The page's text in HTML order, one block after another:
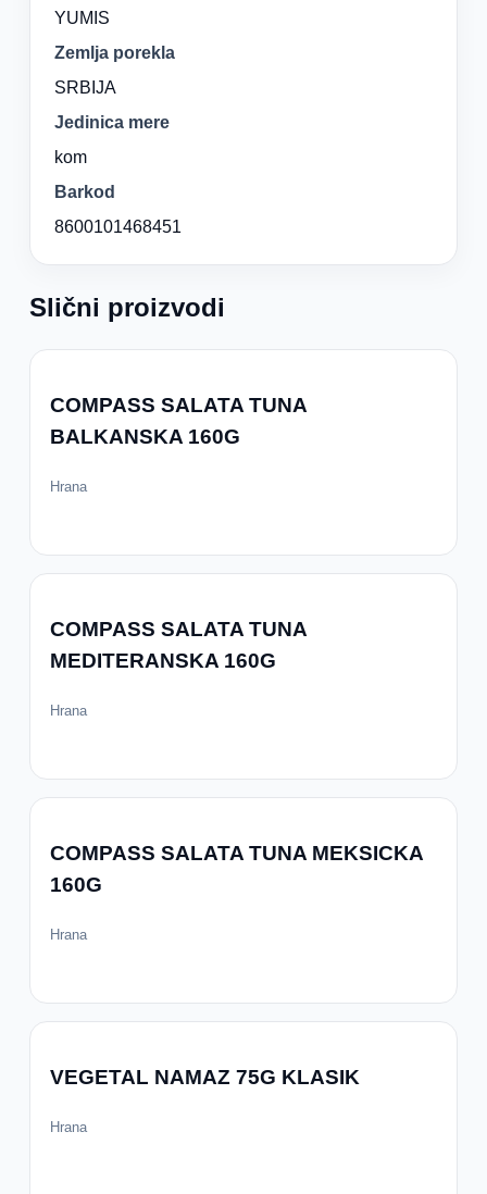
YUMIS
Zemlja porekla
SRBIJA
Jedinica mere
kom
Barkod
8600101468451
Slični proizvodi
COMPASS SALATA TUNA
BALKANSKA 160G
Hrana
COMPASS SALATA TUNA
MEDITERANSKA 160G
Hrana
COMPASS SALATA TUNA MEKSICKA
160G
Hrana
VEGETAL NAMAZ 75G KLASIK
Hrana